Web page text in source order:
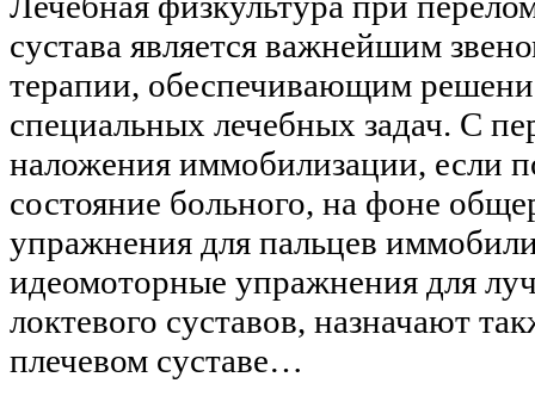
сустава является важнейшим
терапии, обеспечивающим
специальных лечебных задач. С
наложения иммобилизации, если
состояние больного, на фоне
упражнения для пальцев
идеомоторные упражнения для
локтевого суставов, назначают
плечевом суставе…